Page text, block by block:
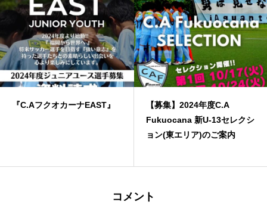
【募集】2024年度C.A
【募集】2024年度C.A
Fukuocana WEST 新U-13
レクション(西エリア)のご案
コメント